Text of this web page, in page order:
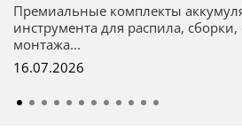
Премиальные комплекты
инструмента для распила,
монтажа...
16.07.2026